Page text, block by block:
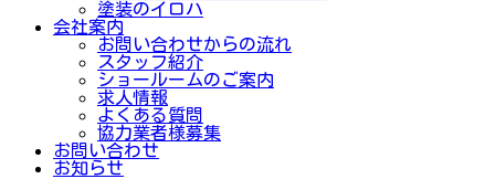
塗装のイロハ
会社案内
お問い合わせからの流れ
スタッフ紹介
ショールームのご案内
求人情報
よくある質問
協力業者様募集
お問い合わせ
お知らせ